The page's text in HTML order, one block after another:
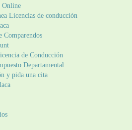
Online
Licencias de conducción
Comparendos
de Conducción
Departamental
y pida una cita